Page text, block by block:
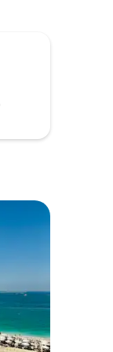
ಕೆಲವೇ
ಮೆಟ್ರೋ
ಗೆ